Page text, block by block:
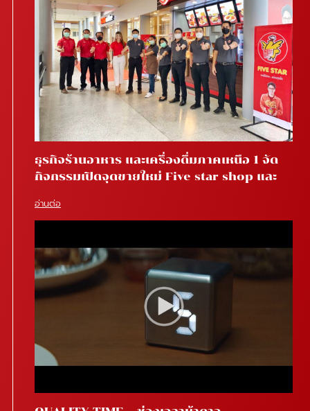
ธุรกิจร้านอาหาร และเครื่องดื่มภาคเหนือ 1 จัด
กิจกรรมเปิดจุดขายใหม่ Five star shop และ
อ่านต่อ